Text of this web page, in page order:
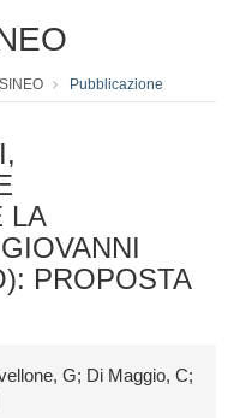
Pubblicazione
LA
PROPOSTA
G; Di Maggio, C;